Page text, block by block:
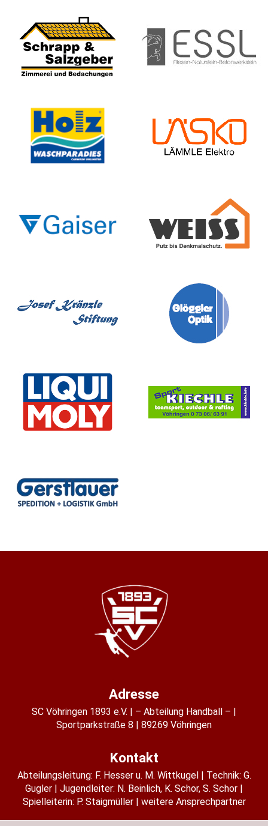
Adresse
SC Vöhringen 1893 e.V.
– Abteilung Handball –
Sportparkstraße 8
89269 Vöhringen
Kontakt
Abteilungsleitung: F. Hesser u. M. Wittkugel
Technik: G.
Gugler
Jugendleiter: N. Beinlich, K. Schor, S. Schor
Spielleiterin: P. Staigmüller weitere Ansprechpartner